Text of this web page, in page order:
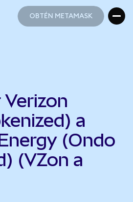
OBTÉN METAMASK
a
(Ondo
(VZon a